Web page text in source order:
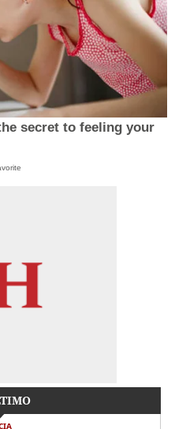
secret to feeling your